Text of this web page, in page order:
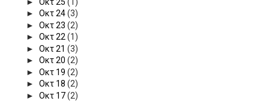
► Οκτ 24(3)
► Οκτ 23 (2)
► Οκτ 22(1)
► Οκτ 21 (3)
► Οκτ 20 (2)
► Οκτ 19 (2)
► Οκτ 18 (2)
► Οκτ 17(2)